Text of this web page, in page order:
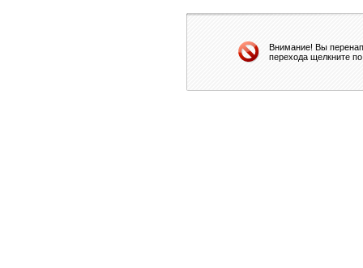
Внимание! Вы
перехода щелкните